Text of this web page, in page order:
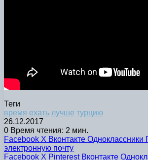
Теги
время ехать лучше турцию
26.12.2017
0 Время чтения: 2 мин.
Facebook X Вконтакте Одноклассники
электронную почту
Facebook X Pinterest Вконтакте